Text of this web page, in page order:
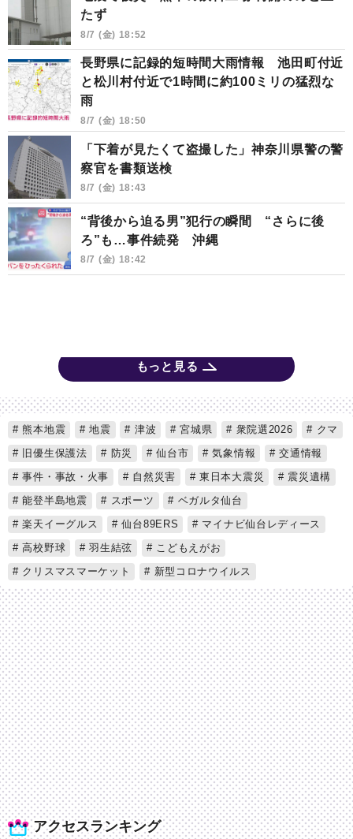
たず
8/7 (金) 18:52
長野県に記録的短時間大雨情報 池田町付近
と松川村付近で1時間に約100ミリの猛烈な
雨
8/7 (金) 18:50
「下着が見たくて盗撮した」神奈川県警の警
察官を書類送検
8/7 (金) 18:43
“背後から迫る男”犯行の瞬間 “さらに後
ろ”も…事件続発 沖縄
8/7 (金) 18:42
もっと見る
アクセスランキング
熊本地震 地震 津波 宮城県 衆院選2026
クマ
旧優生保護法
防災 仙台市 気象情報
交通情報
事件・事故・火事
自然災害 東日本大震災
震災遺構
能登半島地震
スポーツ
ベガルタ仙台
楽天イーグルス
仙台89ERS
マイナビ仙台レディース
高校野球
羽生結弦
こどもえがお
クリスマスマーケット
新型コロナウイルス